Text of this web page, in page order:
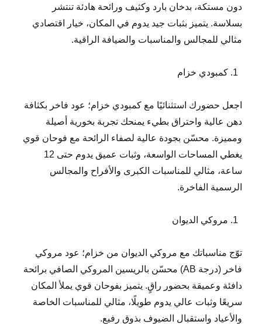
دون مستكة، بدخان بارد وكثيف ورائحة هادئة تنتشر
بسلاسة. يتميز بثبات جيد يدوم في المكان، خيار اقتصادي
مثالي للمجالس والمناسبات والضيافة الراقية.
كمبودي خزام
اجعل حضورك استثنائيًا مع كمبودي خزام؛ عود فاخر بكثافة
دهن عالية واحتراق بطيء يمنحك تجربة بخورية أصيلة
ومميزة. محسّن بجودة عالية لصفاء الرائحة مع فوحان قوي
يغطي المساحات الواسعة، وثبات عميق يدوم حتى 12
ساعة، مثالي للمناسبات الكبرى والأفراح والمجالس
الرسمية الفاخرة.
مروكي الديوان
توّج مناسباتك مع مروكي الديوان من خزام؛ عود مروكي
فاخر (درجة AB) محسّن بالريسين المروكي الصافي برائحة
دافئة وعميقة بحضور راقٍ. يتميز بفوحان قوي يملأ المكان
سريعًا وثبات عالي يدوم طويلًا، مثالي للمناسبات الخاصة
والأعياد واستقبال الضيوف بذوق رفيع.